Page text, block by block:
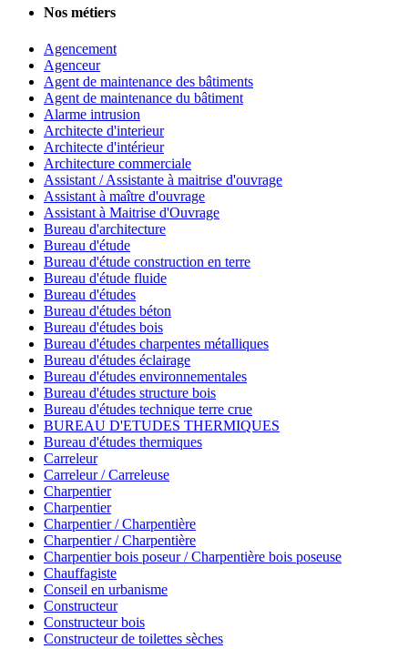
Nos métiers
Agencement
Agenceur
Agent de maintenance des bâtiments
Agent de maintenance du bâtiment
Alarme intrusion
Architecte d'interieur
Architecte d'intérieur
Architecture commerciale
Assistant / Assistante à maitrise d'ouvrage
Assistant à maître d'ouvrage
Assistant à Maitrise d'Ouvrage
Bureau d'architecture
Bureau d'étude
Bureau d'étude construction en terre
Bureau d'étude fluide
Bureau d'études
Bureau d'études béton
Bureau d'études bois
Bureau d'études charpentes métalliques
Bureau d'études éclairage
Bureau d'études environnementales
Bureau d'études structure bois
Bureau d'études technique terre crue
BUREAU D'ETUDES THERMIQUES
Bureau d'études thermiques
Carreleur
Carreleur / Carreleuse
Charpentier
Charpentier
Charpentier / Charpentière
Charpentier / Charpentière
Charpentier bois poseur / Charpentière bois poseuse
Chauffagiste
Conseil en urbanisme
Constructeur
Constructeur bois
Constructeur de toilettes sèches